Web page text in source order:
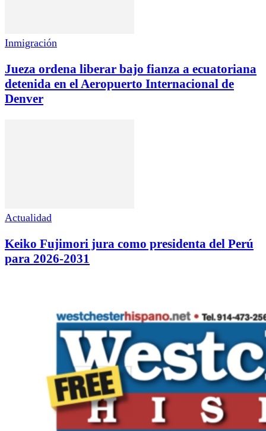
Inmigración
Jueza ordena liberar bajo fianza a ecuatoriana
detenida en el Aeropuerto Internacional de
Denver
Actualidad
Keiko Fujimori jura como presidenta del Perú
para 2026-2031